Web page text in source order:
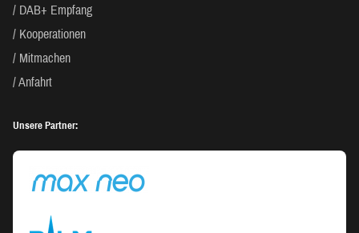
DAB+ Empfang
Kooperationen
Mitmachen
Anfahrt
Unsere Partner: